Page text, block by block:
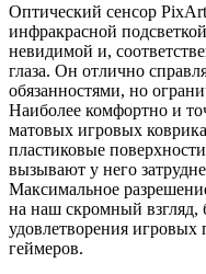
Оптический сенсор
инфракрасной
невидимой и,
глаза. Он отлично
обязанностями, но
Наиболее комфортно и
матовых игровых
пластиковые
вызывают у него
Максимальное
на наш скромный взгляд,
удовлетворения игровых
геймеров.